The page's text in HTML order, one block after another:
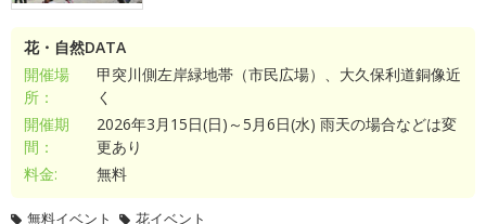
花・自然DATA
開催場
所：
甲突川側左岸緑地帯（市民広場）、大久保利道銅像近
く
開催期
間：
2026年3月15日(日)～5月6日(水) 雨天の場合などは変
更あり
料金:
無料
無料イベント 花イベント